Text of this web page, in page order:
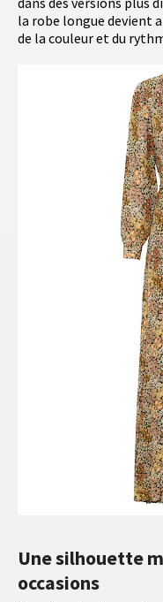
la robe longue devient
de la couleur et du
Une silhouette
occasions